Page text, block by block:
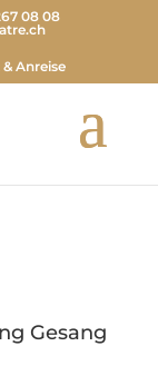
08 08
Anreise
Gesang